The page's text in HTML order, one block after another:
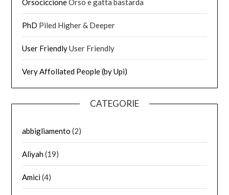
OrsociccioneOrso e gatta bastarda
PhD Piled Higher & Deeper
User FriendlyUser Friendly
Very Affollated People (by Upi)
CATEGORIE
abbigliamento (2)
Aliyah(19)
Amici(4)